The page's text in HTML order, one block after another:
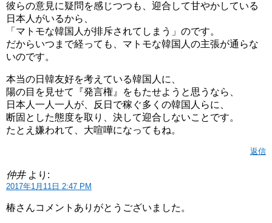
彼らの意見に疑問を感じつつも、迎合して甘やかしている
日本人がいるから、
「マトモな韓国人が排斥されてしまう」のです。
だからいつまで経っても、マトモな韓国人の主張が通らな
いのです。
本当の日韓友好を考えている韓国人に、
陽の目を見せて『発言権』をもたせようと思うなら、
日本人一人一人が、反日で稼ぐ多くの韓国人らに、
断固とした態度を取り、決して迎合しないことです。
たとえ嫌われて、大喧嘩になってもね。
返信
仲井 より:
2017年1月11日 2:47 PM
椿さんコメントありがとうございました。